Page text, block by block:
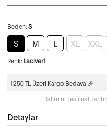
Beden: S
S M L XL XXL
Renk: Lacivert
1250 TL Üzeri Kargo Bedava 🎉
Tahmini Teslimat Tarihi:
Detaylar